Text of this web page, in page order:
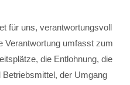
für uns, verantwortungsvoll
Verantwortung umfasst zum
die Entlohnung, die
der Umgang